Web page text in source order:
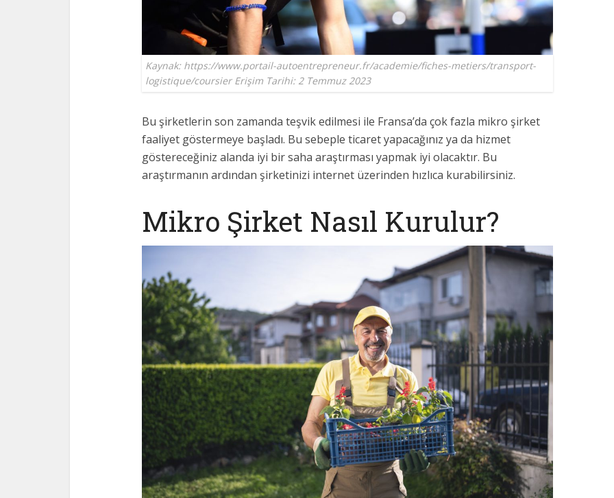
Kaynak: https://www.portail-autoentrepreneur.fr/academie/fiches-metiers/transport-
logistique/coursier Erişim Tarihi: 2 Temmuz 2023
Bu şirketlerin son zamanda teşvik edilmesi ile Fransa’da çok fazla mikro şirket
faaliyet göstermeye başladı. Bu sebeple ticaret yapacağınız ya da hizmet
göstereceğiniz alanda iyi bir saha araştırması yapmak iyi olacaktır. Bu
araştırmanın ardından şirketinizi internet üzerinden hızlıca kurabilirsiniz.
Mikro Şirket Nasıl Kurulur?